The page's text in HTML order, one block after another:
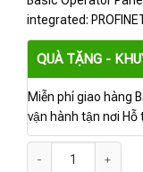
integrated:
QUÀ TẶNG -
Miễn phí giao hàng
vận hành tận nơi Hỗ